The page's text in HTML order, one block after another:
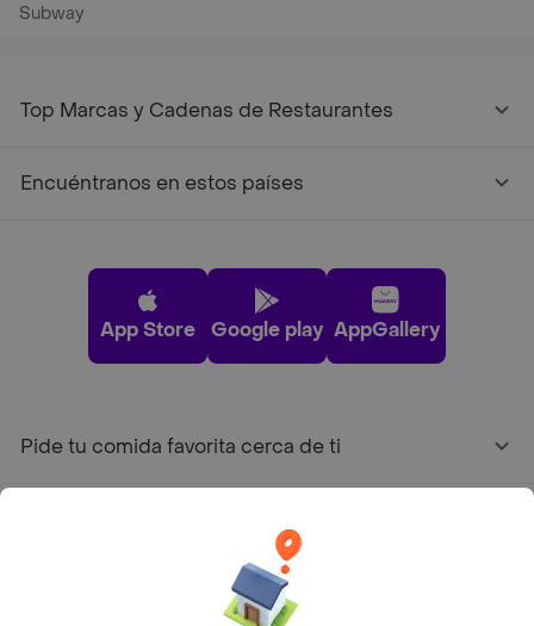
Subway
Top Marcas y Cadenas de Restaurantes
Encuéntranos en estos países
App Store Google play AppGallery
Pide tu comida favorita cerca de ti